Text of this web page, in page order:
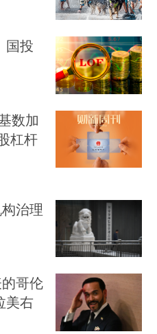
国投
数加
杠杆
治理
的哥伦
美右